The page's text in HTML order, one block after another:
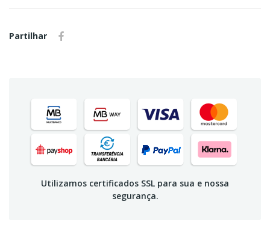
Partilhar
Utilizamos certificados SSL para sua e nossa
segurança.